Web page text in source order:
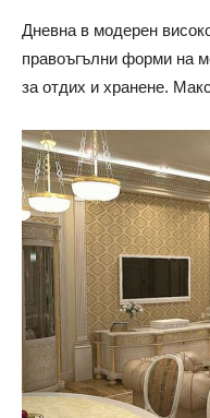
Дневна в модерен
правоъгълни форми на
за отдих и хранене.